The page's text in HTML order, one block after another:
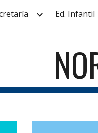
Skip to main contentEd. Infantil